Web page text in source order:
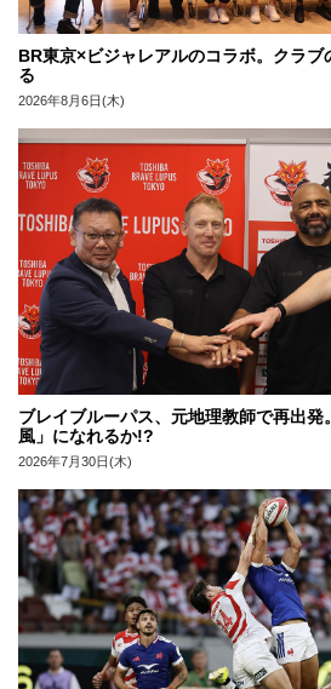
BR東京×ビジャレアルのコラボ。クラブ
る
2026年8月6日(木)
ブレイブルーパス、元地理教師で再出発
風」になれるか!?
2026年7月30日(木)